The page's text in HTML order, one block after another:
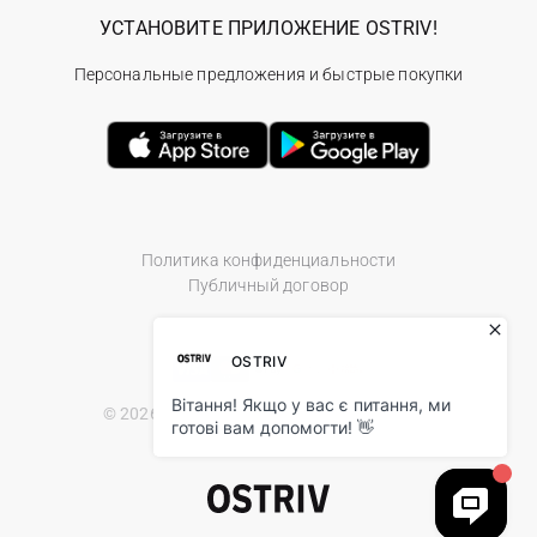
Политика конфиденциальности
Публичный договор
© 2026 Ostriv.ua Store. All Rights Reserved.
УСТАНОВИТЕ ПРИЛОЖЕНИЕ OSTRIV!
Персональные предложения и быстрые покупки